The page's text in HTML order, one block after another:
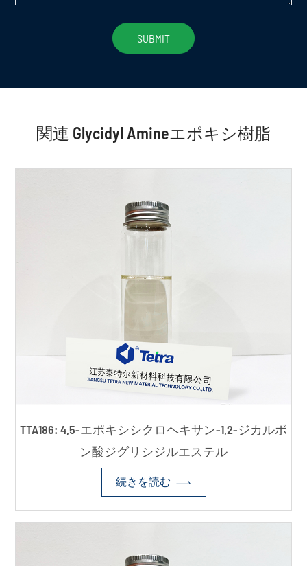
関連 Glycidyl Amineエポキシ樹脂
TTA186: 4,5-エポキシシクロヘキサン-1,2-ジカルボ
ン酸ジグリシジルエステル
続きを読む 